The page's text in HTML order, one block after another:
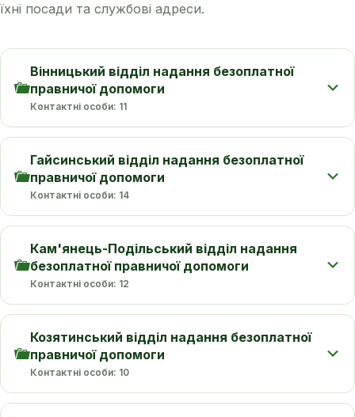
їхні посади та службові адреси.
Вінницький відділ надання безоплатної
правничої допомоги
Контактні особи: 11
Гайсинський відділ надання безоплатної
правничої допомоги
Контактні особи: 14
Кам'янець-Подільський відділ надання
безоплатної правничої допомоги
Контактні особи: 12
Козятинський відділ надання безоплатної
правничої допомоги
Контактні особи: 10